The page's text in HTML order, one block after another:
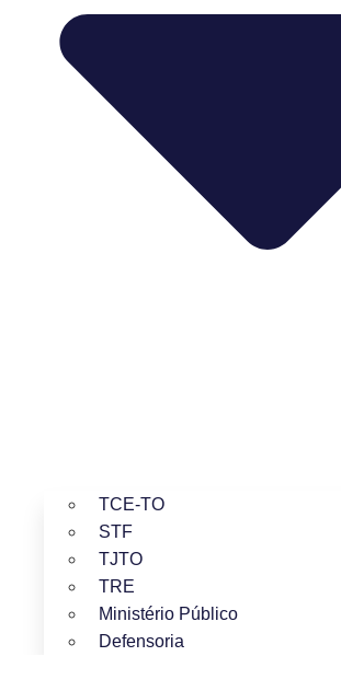
TCE-TO
STF
TJTO
TRE
Ministério Público
Defensoria